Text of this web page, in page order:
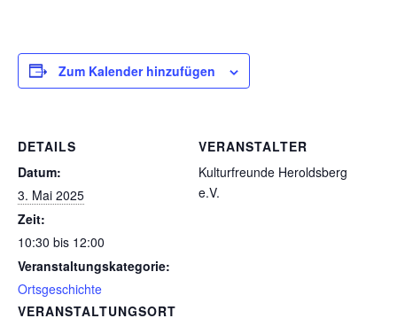
Zum Kalender hinzufügen
DETAILS
Datum:
3. Mai 2025
Zeit:
10:30 bis 12:00
Veranstaltungskategorie:
Ortsgeschichte
VERANSTALTUNGSORT
VERANSTALTER
Kulturfreunde Heroldsberg
e.V.